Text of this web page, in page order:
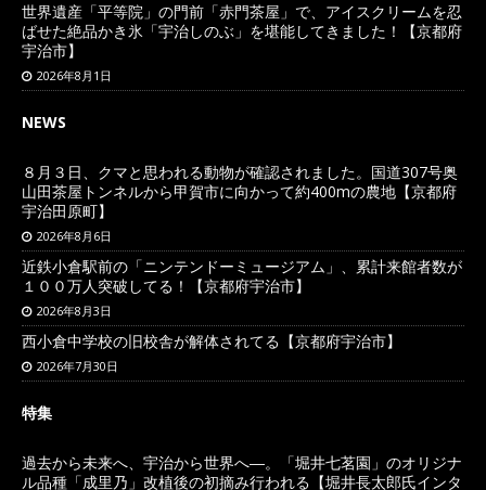
世界遺産「平等院」の門前「赤門茶屋」で、アイスクリームを忍
ばせた絶品かき氷「宇治しのぶ」を堪能してきました！【京都府
宇治市】
2026年8月1日
NEWS
８月３日、クマと思われる動物が確認されました。国道307号奥
山田茶屋トンネルから甲賀市に向かって約400mの農地【京都府
宇治田原町】
2026年8月6日
近鉄小倉駅前の「ニンテンドーミュージアム」、累計来館者数が
１００万人突破してる！【京都府宇治市】
2026年8月3日
西小倉中学校の旧校舎が解体されてる【京都府宇治市】
2026年7月30日
特集
過去から未来へ、宇治から世界へ―。「堀井七茗園」のオリジナ
ル品種「成里乃」改植後の初摘み行われる【堀井長太郎氏インタ